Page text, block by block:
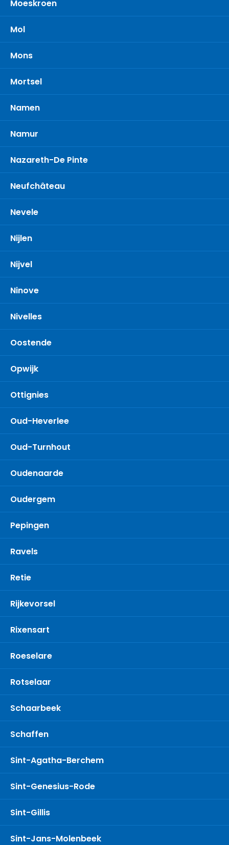
Moeskroen
Mol
Mons
Mortsel
Namen
Namur
Nazareth-De Pinte
Neufchâteau
Nevele
Nijlen
Nijvel
Ninove
Nivelles
Oostende
Opwijk
Ottignies
Oud-Heverlee
Oud-Turnhout
Oudenaarde
Oudergem
Pepingen
Ravels
Retie
Rijkevorsel
Rixensart
Roeselare
Rotselaar
Schaarbeek
Schaffen
Sint-Agatha-Berchem
Sint-Genesius-Rode
Sint-Gillis
Sint-Jans-Molenbeek